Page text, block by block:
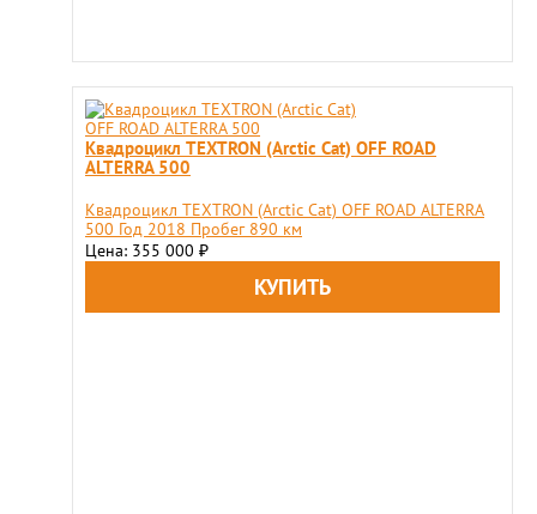
Квадроцикл TEXTRON (Arctic Cat) OFF ROAD
ALTERRA 500
Квадроцикл TEXTRON (Arctic Cat) OFF ROAD ALTERRA
500 Год 2018 Пробег 890 км
Цена: 355 000 ₽